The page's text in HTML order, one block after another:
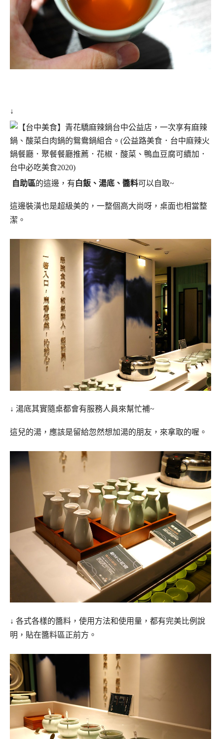
↓
自助區的這邊，有白飯、湯底、醬料可以自取~
這邊裝潢也是超級美的，一整個高大尚呀，桌面也相當整
潔。
↓ 湯底其實隨桌都會有服務人員來幫忙補~
這兒的湯，應該是留給忽然想加湯的朋友，來拿取的喔。
↓ 各式各樣的醬料，使用方法和使用量，都有完美比例說
明，貼在醬料區正前方。